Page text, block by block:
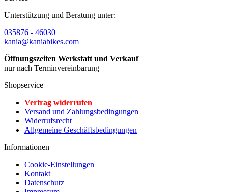
Unterstützung und Beratung unter:
035876 - 46030
kania@kaniabikes.com
Öffnungszeiten Werkstatt und Verkauf
nur nach Terminvereinbarung
Shopservice
Vertrag widerrufen
Versand und Zahlungsbedingungen
Widerrufsrecht
Allgemeine Geschäftsbedingungen
Informationen
Cookie-Einstellungen
Kontakt
Datenschutz